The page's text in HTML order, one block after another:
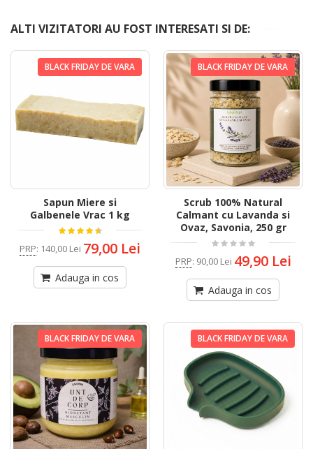
ALTI VIZITATORI AU FOST INTERESATI SI DE:
BLACK FRIDAY DE VARA
Sapun Miere si
Galbenele Vrac 1 kg
PRP: 140,00 Lei 79,00 Lei
Adauga in cos
BLACK FRIDAY DE VARA
Scrub 100% Natural
Calmant cu Lavanda si
Ovaz, Savonia, 250 gr
PRP: 90,00 Lei 49,90 Lei
Adauga in cos
BLACK FRIDAY DE VARA BLACK FRIDAY DE VARA